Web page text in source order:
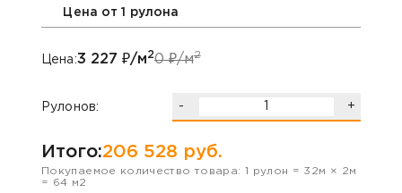
Цена от 1 рулона
Цена:3 227 ₽/м20₽/м2
Рулонов: - +
Итого:206 528 руб.
Покупаемое количество товара: 1 рулон = 32м × 2м
=
64 м2